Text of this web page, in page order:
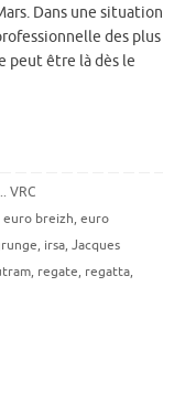
Dans une situation
des plus
peut être là dès le
VRC
euro breizh, euro
, irsa, Jacques
, regate, regatta,